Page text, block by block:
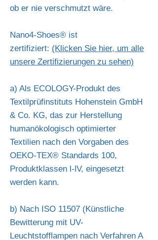
ob er nie verschmutzt wäre.
Nano4-Shoes® ist
zertifiziert: (Klicken Sie hier, um alle
unsere Zertifizierungen zu sehen)
a) Als ECOLOGY-Produkt des
Textilprüfinstituts Hohenstein GmbH
& Co. KG, das zur Herstellung
humanökologisch optimierter
Textilien nach den Vorgaben des
OEKO-TEX® Standards 100,
Produktklassen l-lV, eingesetzt
werden kann.
b) Nach ISO 11507 (Künstliche
Bewitterung mit UV-
Leuchtstofflampen nach Verfahren A